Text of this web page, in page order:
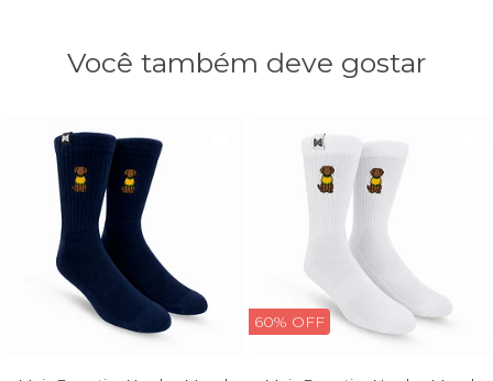
Você também deve gostar
60% OFF